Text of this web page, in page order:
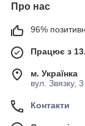
Про нас
96%
Працює з
м. Українка
вул. Звязку,
Контакти